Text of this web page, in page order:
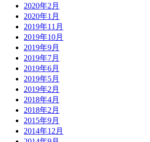
2020年2月
2020年1月
2019年11月
2019年10月
2019年9月
2019年7月
2019年6月
2019年5月
2019年2月
2018年4月
2018年2月
2015年9月
2014年12月